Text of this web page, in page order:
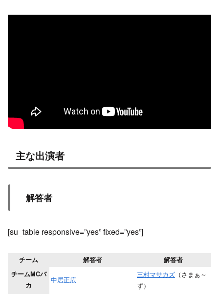
主な出演者
解答者
[su_table responsive=”yes” fixed=”yes”]
チーム 解答者
解答者
チームMCバ
カ
中居正広
三村マサカズ （さまぁ～
ず）